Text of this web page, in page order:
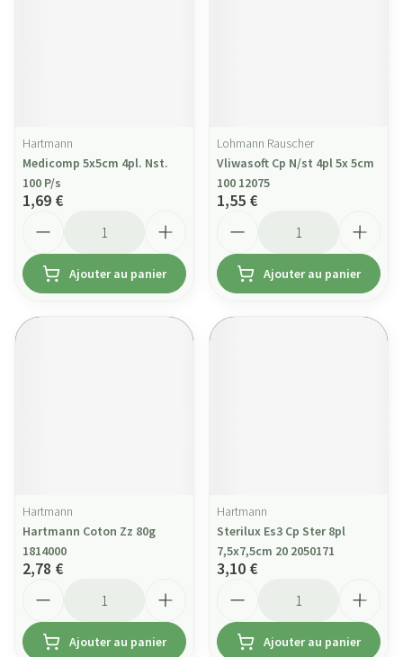
Hartmann
Medicomp 5x5cm 4pl. Nst.
100 P/s
1,69 €
Ajouter au panier
Lohmann Rauscher
Vliwasoft Cp N/st 4pl 5x 5cm
100 12075
1,55 €
Ajouter au panier
Hartmann
Hartmann Coton Zz 80g
1814000
2,78 €
Ajouter au panier
Hartmann
Sterilux Es3 Cp Ster 8pl
7,5x7,5cm 20 2050171
3,10 €
Ajouter au panier